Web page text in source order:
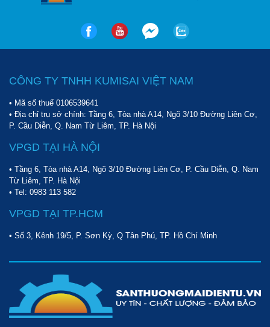
CÔNG TY TNHH KUMISAI VIỆT NAM
• Mã số thuế 0106539641
• Địa chỉ trụ sở chính: Tầng 6, Tòa nhà A14, Ngõ 3/10 Đường Liên Cơ,
P. Cầu Diễn, Q. Nam Từ Liêm, TP. Hà Nội
VPGD TẠI HÀ NỘI
• Tầng 6, Tòa nhà A14, Ngõ 3/10 Đường Liên Cơ, P. Cầu Diễn, Q. Nam
Từ Liêm, TP. Hà Nội
• Tel: 0983 113 582
VPGD TẠI TP.HCM
• Số 3, Kênh 19/5, P. Sơn Kỳ, Q Tân Phú, TP. Hồ Chí Minh